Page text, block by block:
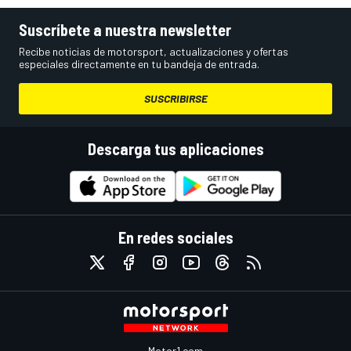
Suscríbete a nuestra newsletter
Recibe noticias de motorsport, actualizaciones y ofertas
especiales directamente en tu bandeja de entrada.
SUSCRIBIRSE
Descarga tus aplicaciones
En redes sociales